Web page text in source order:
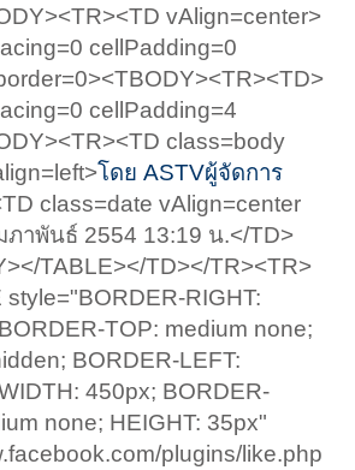
vAlign=center>
cellPadding=0
cellPadding=4
class=body
โดย ASTVผู้จัดการ
class=date vAlign=center
ภาพันธ์ 2554 13:19 น.</TD>
TABLE></TD></TR><TR>
style="BORDER-RIGHT:
TOP: medium none;
BORDER-LEFT:
450px; BORDER-
none; HEIGHT: 35px"
plugins/like.php